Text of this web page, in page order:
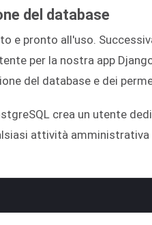
del database
e pronto all'uso.
per la nostra app
del database e dei
crea un utente
attività amministrativa